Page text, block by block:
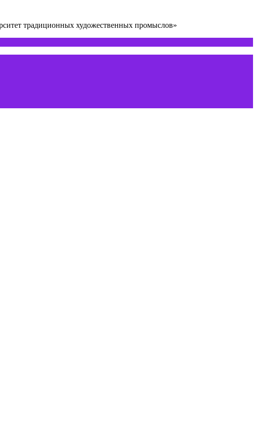
традиционных художественных промыслов»